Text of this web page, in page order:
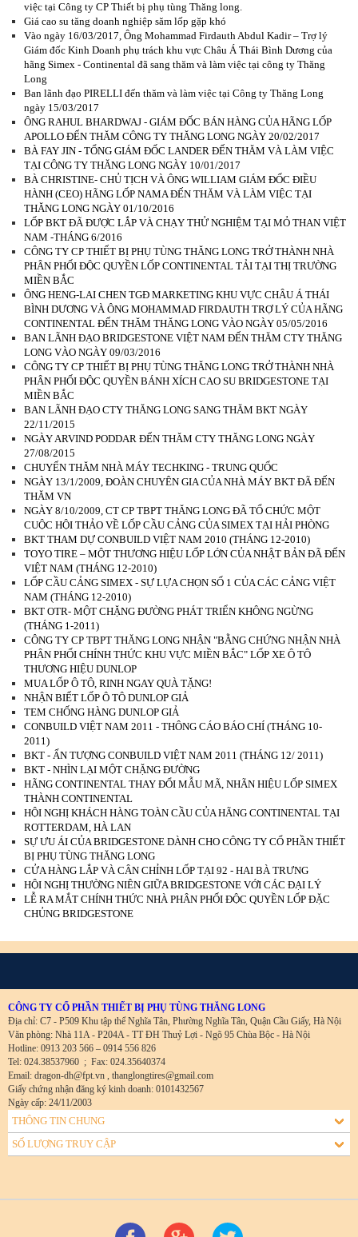
việc tại Công ty CP Thiết bị phụ tùng Thăng long.
Giá cao su tăng doanh nghiệp săm lốp gặp khó
Vào ngày 16/03/2017, Ông Mohammad Firdauth Abdul Kadir – Trợ lý
Giám đốc Kinh Doanh phụ trách khu vực Châu Á Thái Bình Dương của
hãng Simex - Continental đã sang thăm và làm việc tại công ty Thăng
Long
Ban lãnh đạo PIRELLI đến thăm và làm việc tại Công ty Thăng Long
ngày 15/03/2017
ÔNG RAHUL BHARDWAJ - GIÁM ĐỐC BÁN HÀNG CỦA HÃNG LỐP
APOLLO ĐẾN THĂM CÔNG TY THĂNG LONG NGÀY 20/02/2017
BÀ FAY JIN - TỔNG GIÁM ĐỐC LANDER ĐẾN THĂM VÀ LÀM VIỆC
TẠI CÔNG TY THĂNG LONG NGÀY 10/01/2017
BÀ CHRISTINE- CHỦ TỊCH VÀ ÔNG WILLIAM GIÁM ĐỐC ĐIỀU
HÀNH (CEO) HÃNG LỐP NAMA ĐẾN THĂM VÀ LÀM VIỆC TẠI
THĂNG LONG NGÀY 01/10/2016
LỐP BKT ĐÃ ĐƯỢC LẮP VÀ CHẠY THỬ NGHIỆM TẠI MỎ THAN VIỆT
NAM -THÁNG 6/2016
CÔNG TY CP THIẾT BỊ PHỤ TÙNG THĂNG LONG TRỞ THÀNH NHÀ
PHÂN PHỐI ĐỘC QUYỀN LỐP CONTINENTAL TẢI TẠI THỊ TRƯỜNG
MIỀN BẮC
ÔNG HENG-LAI CHEN TGĐ MARKETING KHU VỰC CHÂU Á THÁI
BÌNH DƯƠNG VÀ ÔNG MOHAMMAD FIRDAUTH TRỢ LÝ CỦA HÃNG
CONTINENTAL ĐẾN THĂM THĂNG LONG VÀO NGÀY 05/05/2016
BAN LÃNH ĐẠO BRIDGESTONE VIỆT NAM ĐẾN THĂM CTY THĂNG
LONG VÀO NGÀY 09/03/2016
CÔNG TY CP THIẾT BỊ PHỤ TÙNG THĂNG LONG TRỞ THÀNH NHÀ
PHÂN PHỐI ĐỘC QUYỀN BÁNH XÍCH CAO SU BRIDGESTONE TẠI
MIỀN BẮC
BAN LÃNH ĐẠO CTY THĂNG LONG SANG THĂM BKT NGÀY
22/11/2015
NGÀY ARVIND PODDAR ĐẾN THĂM CTY THĂNG LONG NGÀY
27/08/2015
CHUYẾN THĂM NHÀ MÁY TECHKING - TRUNG QUỐC
NGÀY 13/1/2009, ĐOÀN CHUYÊN GIA CỦA NHÀ MÁY BKT ĐÃ ĐẾN
THĂM VN
NGÀY 8/10/2009, CT CP TBPT THĂNG LONG ĐÃ TỔ CHỨC MỘT
CUỘC HỘI THẢO VỀ LỐP CẦU CẢNG CỦA SIMEX TẠI HẢI PHÒNG
BKT THAM DỰ CONBUILD VIỆT NAM 2010 (THÁNG 12-2010)
TOYO TIRE – MỘT THƯƠNG HIỆU LỐP LỚN CỦA NHẬT BẢN ĐÃ ĐẾN
VIỆT NAM (THÁNG 12-2010)
LỐP CẦU CẢNG SIMEX - SỰ LỰA CHỌN SỐ 1 CỦA CÁC CẢNG VIỆT
NAM (THÁNG 12-2010)
BKT OTR- MỘT CHẶNG ĐƯỜNG PHÁT TRIỂN KHÔNG NGỪNG
(THÁNG 1-2011)
CÔNG TY CP TBPT THĂNG LONG NHẬN "BẰNG CHỨNG NHẬN NHÀ
PHÂN PHỐI CHÍNH THỨC KHU VỰC MIỀN BẮC" LỐP XE Ô TÔ
THƯƠNG HIỆU DUNLOP
MUA LỐP Ô TÔ, RINH NGAY QUÀ TẶNG!
NHẬN BIẾT LỐP Ô TÔ DUNLOP GIẢ
TEM CHỐNG HÀNG DUNLOP GIẢ
CONBUILD VIỆT NAM 2011 - THÔNG CÁO BÁO CHÍ (THÁNG 10-
2011)
BKT - ẤN TƯỢNG CONBUILD VIỆT NAM 2011 (THÁNG 12/ 2011)
BKT - NHÌN LẠI MỘT CHẶNG ĐƯỜNG
HÃNG CONTINENTAL THAY ĐỔI MẪU MÃ, NHÃN HIỆU LỐP SIMEX
THÀNH CONTINENTAL
HỘI NGHỊ KHÁCH HÀNG TOÀN CẦU CỦA HÃNG CONTINENTAL TẠI
ROTTERDAM, HÀ LAN
SỰ ƯU ÁI CỦA BRIDGESTONE DÀNH CHO CÔNG TY CỔ PHẦN THIẾT
BỊ PHỤ TÙNG THĂNG LONG
CỬA HÀNG LẮP VÀ CÂN CHỈNH LỐP TẠI 92 - HAI BÀ TRƯNG
HỘI NGHỊ THƯỜNG NIÊN GIỮA BRIDGESTONE VỚI CÁC ĐẠI LÝ
LỄ RA MẮT CHÍNH THỨC NHÀ PHÂN PHỐI ĐỘC QUYỀN LỐP ĐẶC
CHỦNG BRIDGESTONE
CÔNG TY CỔ PHẦN THIẾT BỊ PHỤ TÙNG THĂNG LONG
Địa chỉ: C7 - P509 Khu tập thể Nghĩa Tân, Phường Nghĩa Tân, Quận Cầu Giấy, Hà Nội
Văn phòng: Nhà 11A - P204A - TT ĐH Thuỷ Lợi - Ngõ 95 Chùa Bộc - Hà Nội
Hotline: 0913 203 566 – 0914 556 826
Tel: 024.38537960 ; Fax: 024.35640374
Email: dragon-dh@fpt.vn , thanglongtires@gmail.com
Giấy chứng nhận đăng ký kinh doanh: 0101432567
Ngày cấp: 24/11/2003
THÔNG TIN CHUNG
SỐ LƯỢNG TRUY CẬP